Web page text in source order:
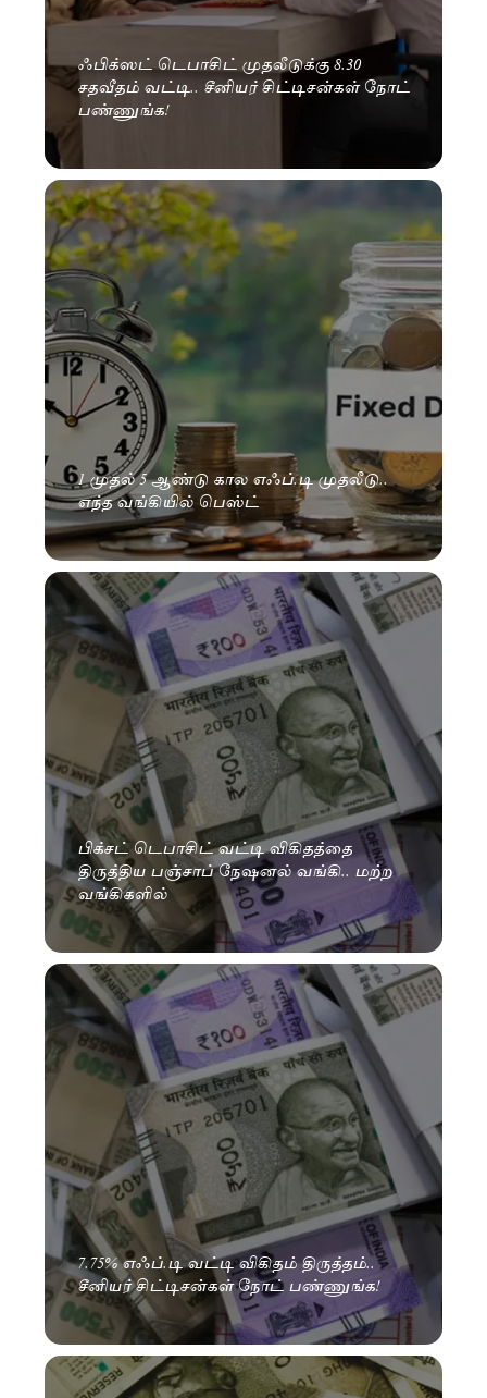
ஃபிக்ஸட் டெபாசிட் முதலீடுக்கு 8.30
சதவீதம் வட்டி.. சீனியர் சிட்டிசன்கள் நோட்
பண்ணுங்க!
1 முதல் 5 ஆண்டு கால எஃப்.டி முதலீடு..
எந்த வங்கியில் பெஸ்ட்
பிக்சட் டெபாசிட் வட்டி விகிதத்தை
திருத்திய பஞ்சாப் நேஷனல் வங்கி.. மற்ற
வங்கிகளில்
7.75% எஃப்.டி வட்டி விகிதம் திருத்தம்..
சீனியர் சிட்டிசன்கள் நோட் பண்ணுங்க!